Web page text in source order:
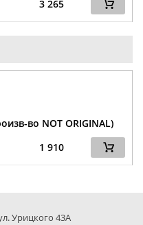
3 265
во NOT ORIGINAL)
1 910
Урицкого 43А